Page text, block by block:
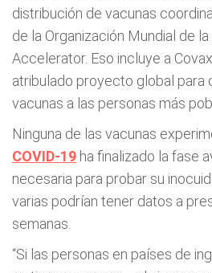
distribución de vacunas
de la Organización Mundial de
Accelerator. Eso incluye a
atribulado proyecto global para
vacunas a las personas más
Ninguna de las vacunas
COVID-19 ha finalizado la fase
necesaria para probar su
varias podrían tener datos a
semanas.
“Si las personas en países de